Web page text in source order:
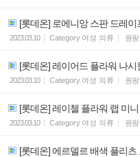
[롯데온] 로에니앙 스판 드레
2023.03.10 Category 여성 의류 원팡
[롯데온] 레이어드 플라워 나
2023.03.10 Category 여성 의류 원팡
[롯데온] 레이첼 플라워 랩 미
2023.03.10 Category 여성 의류 원팡
[롯데온] 에르델르 배색 플리